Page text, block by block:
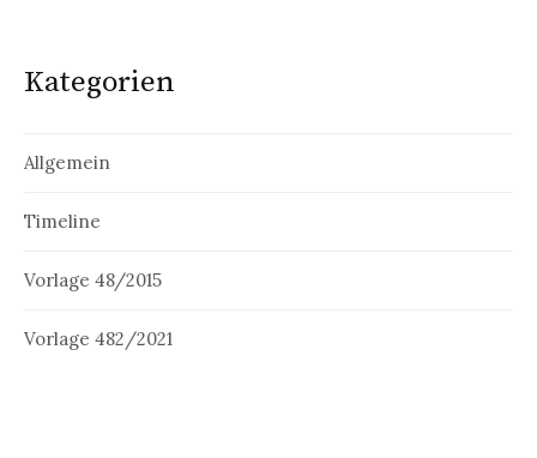
Kategorien
Allgemein
Timeline
Vorlage 48/2015
Vorlage 482/2021